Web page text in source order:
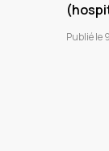
Publié le